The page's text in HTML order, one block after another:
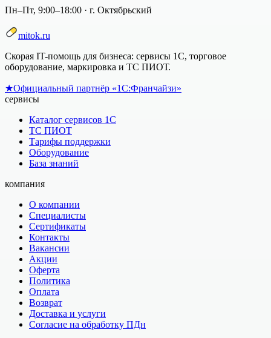
Пн–Пт, 9:00–18:00 · г. Октябрьский
mitok.ru
Скорая IT-помощь для бизнеса: сервисы 1С, торговое
оборудование, маркировка и ТС ПИОТ.
★Официальный партнёр «1С:Франчайзи»
сервисы
Каталог сервисов 1С
ТС ПИОТ
Тарифы поддержки
Оборудование
База знаний
компания
О компании
Специалисты
Сертификаты
Контакты
Вакансии
Акции
Оферта
Политика
Оплата
Возврат
Доставка и услуги
Согласие на обработку ПДн